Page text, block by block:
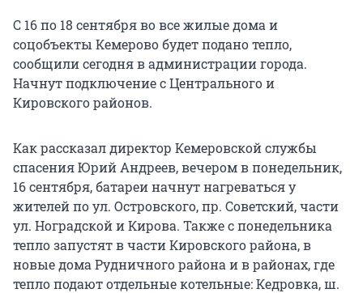
С 16 по 18 сентября во все жилые дома и
соцобъекты Кемерово будет подано тепло,
сообщили сегодня в администрации города.
Начнут подключение с Центрального и
Кировского районов.
Как рассказал директор Кемеровской службы
спасения Юрий Андреев, вечером в понедельник,
16 сентября, батареи начнут нагреваться у
жителей по ул. Островского, пр. Советский, части
ул. Ноградской и Кирова. Также с понедельника
тепло запустят в части Кировского района, в
новые дома Рудничного района и в районах, где
тепло подают отдельные котельные: Кедровка, ш.